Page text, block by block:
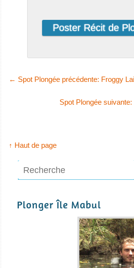
← Spot Plongée précédente: Froggy
Spot Plongée
↑ Haut de page
Plonger Île Mabul